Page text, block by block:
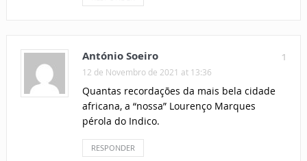
1
António Soeiro
12 de Novembro de 2021 at 13:36
Quantas recordações da mais bela cidade
africana, a “nossa” Lourenço Marques
pérola do Indico.
RESPONDER